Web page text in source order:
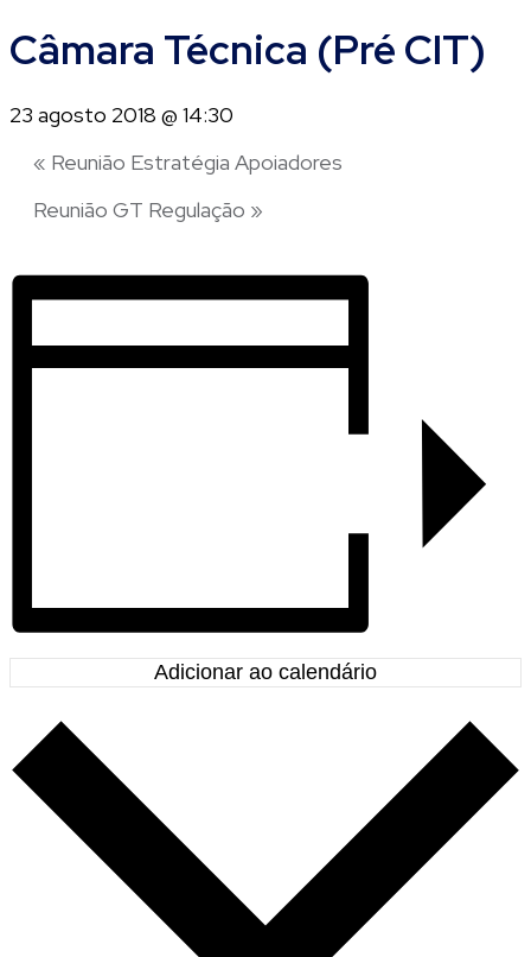
Câmara Técnica (Pré CIT)
23 agosto 2018 @ 14:30
« Reunião Estratégia Apoiadores
Reunião GT Regulação »
Adicionar ao calendário